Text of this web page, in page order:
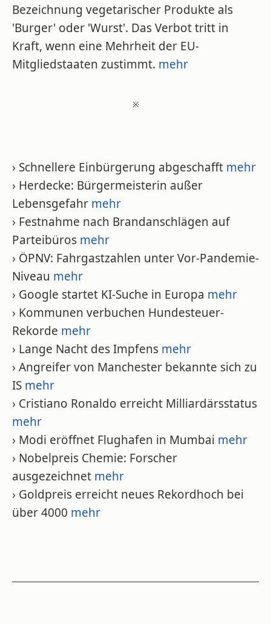
Bezeichnung vegetarischer Produkte als
'Burger' oder 'Wurst'. Das Verbot tritt in
Kraft, wenn eine Mehrheit der EU-
Mitgliedstaaten zustimmt. mehr
※
› Schnellere Einbürgerung abgeschafft mehr
› Herdecke: Bürgermeisterin außer
Lebensgefahr mehr
› Festnahme nach Brandanschlägen auf
Parteibüros mehr
› ÖPNV: Fahrgastzahlen unter Vor-Pandemie-
Niveau mehr
› Google startet KI-Suche in Europa mehr
› Kommunen verbuchen Hundesteuer-
Rekorde mehr
› Lange Nacht des Impfens mehr
› Angreifer von Manchester bekannte sich zu
IS mehr
› Cristiano Ronaldo erreicht Milliardärsstatus
mehr
› Modi eröffnet Flughafen in Mumbai mehr
› Nobelpreis Chemie: Forscher
ausgezeichnet mehr
› Goldpreis erreicht neues Rekordhoch bei
über 4000 mehr